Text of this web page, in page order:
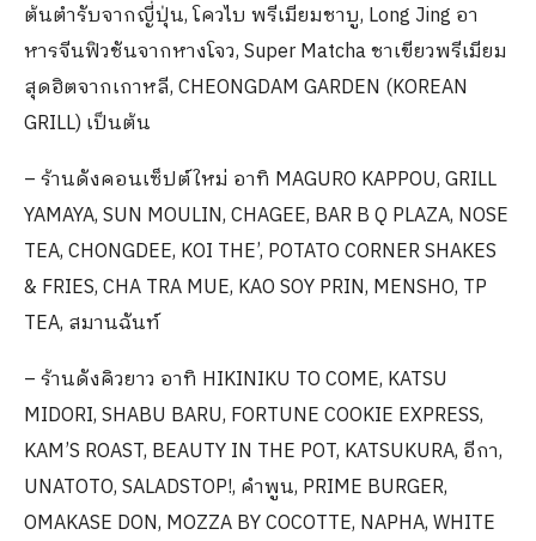
ต้นตำรับจากญี่ปุ่น, โควไบ พรีเมียมชาบู, Long Jing อา
หารจีนฟิวชันจากหางโจว, Super Matcha ชาเขียวพรีเมียม
สุดฮิตจากเกาหลี, CHEONGDAM GARDEN (KOREAN
GRILL) เป็นต้น
– ร้านดังคอนเซ็ปต์ใหม่ อาทิ MAGURO KAPPOU, GRILL
YAMAYA, SUN MOULIN, CHAGEE, BAR B Q PLAZA, NOSE
TEA, CHONGDEE, KOI THE’, POTATO CORNER SHAKES
& FRIES, CHA TRA MUE, KAO SOY PRIN, MENSHO, TP
TEA, สมานฉันท์
– ร้านดังคิวยาว อาทิ HIKINIKU TO COME, KATSU
MIDORI, SHABU BARU, FORTUNE COOKIE EXPRESS,
KAM’S ROAST, BEAUTY IN THE POT, KATSUKURA, อีกา,
UNATOTO, SALADSTOP!, คำพูน, PRIME BURGER,
OMAKASE DON, MOZZA BY COCOTTE, NAPHA, WHITE